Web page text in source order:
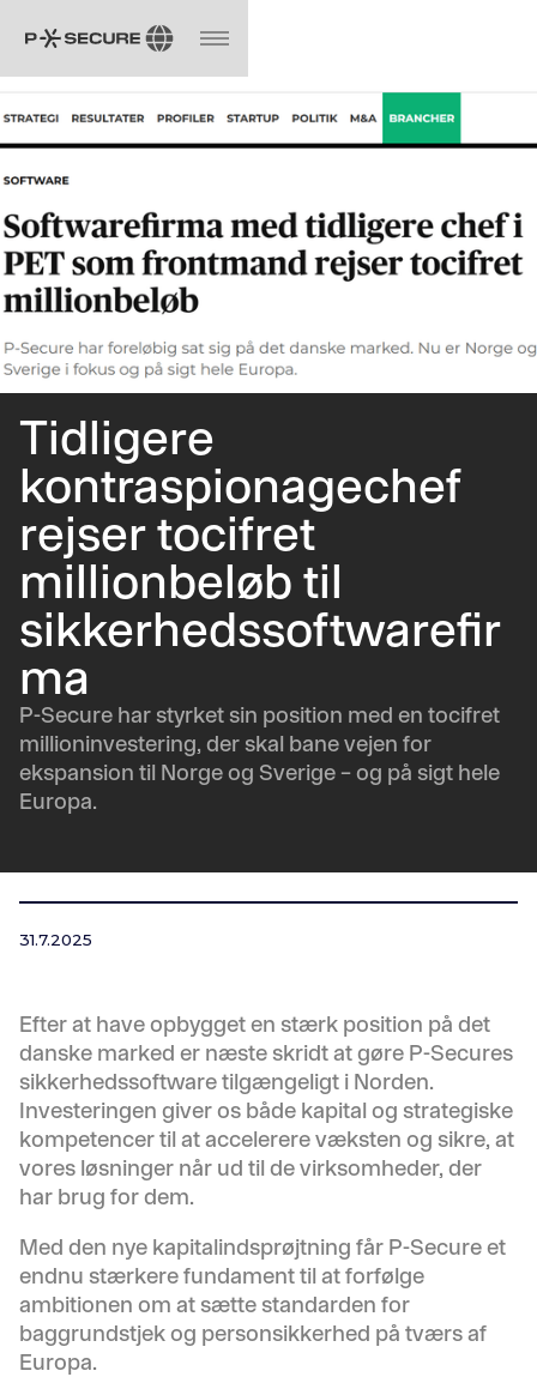
Tidligere
kontraspionagechef
rejser tocifret
millionbeløb til
sikkerhedssoftwarefir
ma
P-Secure har styrket sin position med en tocifret
millioninvestering, der skal bane vejen for
ekspansion til Norge og Sverige – og på sigt hele
Europa.
31.7.2025
Efter at have opbygget en stærk position på det
danske marked er næste skridt at gøre P-Secures
sikkerhedssoftware tilgængeligt i Norden.
Investeringen giver os både kapital og strategiske
kompetencer til at accelerere væksten og sikre, at
vores løsninger når ud til de virksomheder, der
har brug for dem.
Med den nye kapitalindsprøjtning får P-Secure et
endnu stærkere fundament til at forfølge
ambitionen om at sætte standarden for
baggrundstjek og personsikkerhed på tværs af
Europa.